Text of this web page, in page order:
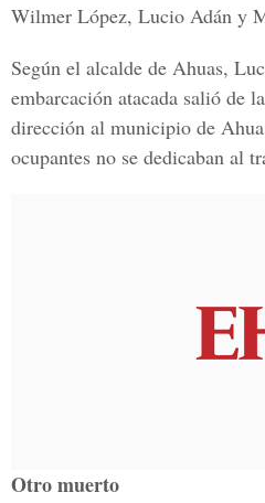
Wilmer López, Lucio Adán y
Según el alcalde de Ahuas,
embarcación atacada salió de
dirección al municipio de
ocupantes no se dedicaban al
Otro muerto